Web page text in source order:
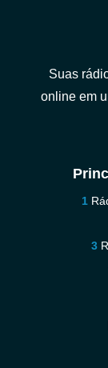
Suas
online em